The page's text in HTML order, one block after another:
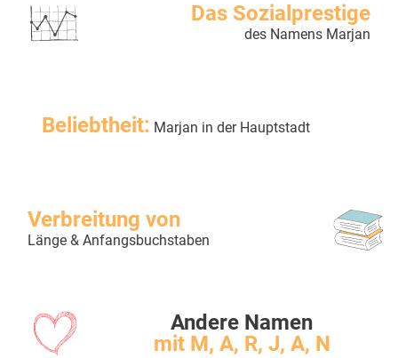
Das Sozialprestige
des Namens Marjan
Beliebtheit: Marjan in der Hauptstadt
Verbreitung von
Länge & Anfangsbuchstaben
Andere Namen
mit M, A, R, J, A, N